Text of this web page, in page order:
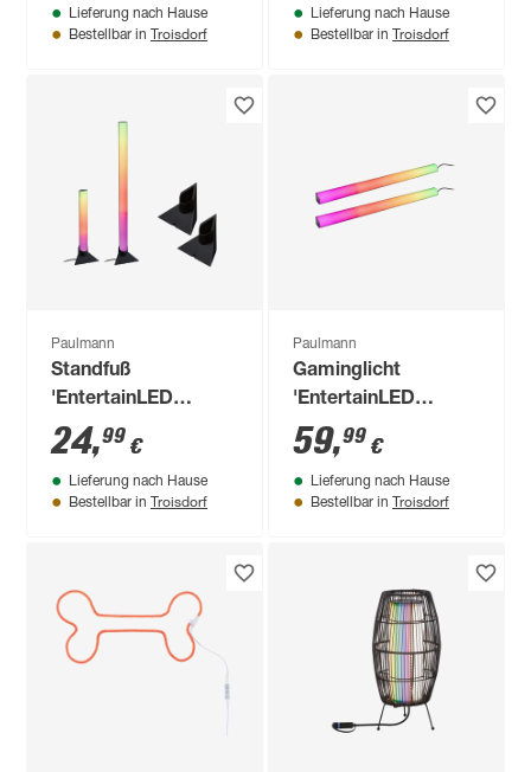
Lieferung nach Hause
Bestellbar in Troisdorf
W schwarz
Lieferung nach Hause
Bestellbar in Troisdorf
Paulmann
Standfuß
'EntertainLED
Lightbar' 2er Set
schwarz
24,99 €
Lieferung nach Hause
Bestellbar in Troisdorf
Paulmann
Gaminglicht
'EntertainLED
Lightbar Dynamic
RGB' 2er Set 2 x 1 W
schwarz
59,99 €
Lieferung nach Hause
Bestellbar in Troisdorf